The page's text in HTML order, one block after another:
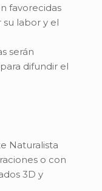
favorecidas
labor y el
serán
difundir el
Naturalista
o con
3D y